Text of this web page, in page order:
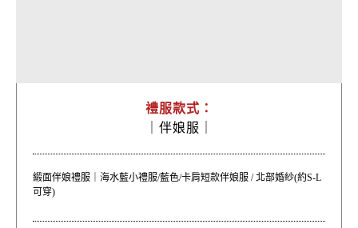
禮服款式：
伴娘服｜
緞面伴娘禮服｜海水藍小禮服/藍色/卡肩短款伴娘服 / 北部婚紗(約S-L
可穿)